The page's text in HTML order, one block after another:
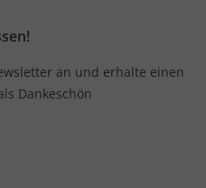
an und erhalte einen
Dankeschön